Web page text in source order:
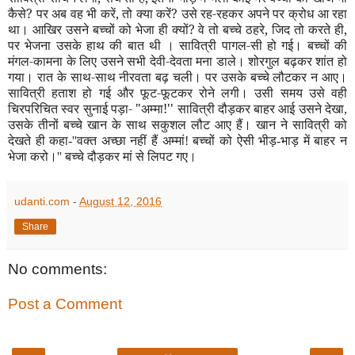
कैसे?पर अब वह भी करें,तो क्या करें?उसे रह-रहकर अपने पर क्रोध आ रहा
था। आखिर उसने बच्चों को भेजा ही क्यों?वे तो बच्चे ठहरे,जिद तो करते ही,
पर भेजना उसके हाथ की बात थी । सावित्री पागल-सी हो गई। बच्चों की
मंगल-कामना के लिए उसने सभी देवी-देवता मना डाले। शोरगुल बढ़कर शांत हो
गया। रात के साथ-साथ नीरवता बढ़ चली। पर उसके बच्चे लौटकर न आए।
सावित्री हताश हो गई और फूट-फूटकर रोने लगी। उसी समय उसे वही
चिरपरिचित स्वर सुनाई पड़ा- "अम्मा!''सावित्री दौड़कर बाहर आई उसने देखा,
उसके तीनों बच्चे खान के साथ सकुशल लौट आए हैं। खान ने सावित्री को
देखते ही कहा-''वक्त अच्छा नहीं हैं अम्मां! बच्चों को ऐसी भीड़-भाड़ में बाहर न
भेजा करो। ''बच्चे दौड़कर मां से लिपट गए।
udanti.com - August 12, 2016
Share
No comments:
Post a Comment